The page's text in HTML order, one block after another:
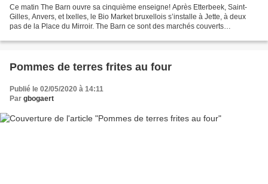
Ce matin The Barn ouvre sa cinquième enseigne! Après Etterbeek, Saint-
Gilles, Anvers, et Ixelles, le Bio Market bruxellois s’installe à Jette, à deux
pas de la Place du Mirroir. The Barn ce sont des marchés couverts
Pommes de terres frites au four
Publié le 02/05/2020 à 14:11
Par gbogaert